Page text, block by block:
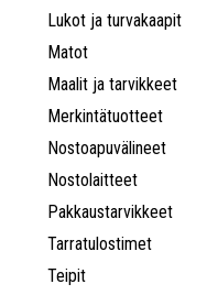
Lukot ja turvakaapit
Matot
Maalit ja tarvikkeet
Merkintätuotteet
Nostoapuvälineet
Nostolaitteet
Pakkaustarvikkeet
Tarratulostimet
Teipit